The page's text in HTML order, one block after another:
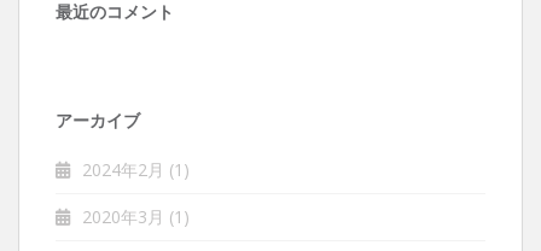
最近のコメント
アーカイブ
2024年2月 (1)
2020年3月 (1)